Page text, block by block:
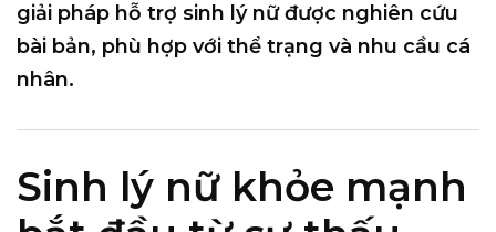
giải pháp hỗ trợ sinh lý nữ được nghiên cứu
bài bản, phù hợp với thể trạng và nhu cầu cá
nhân.
Sinh lý nữ khỏe mạnh